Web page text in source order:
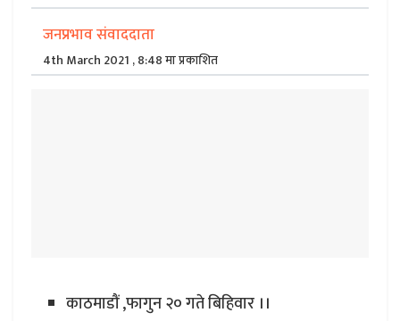
जनप्रभाव संवाददाता
4th March 2021 , 8:48 मा प्रकाशित
काठमाडौं ,फागुन २० गते बिहिवार ।।